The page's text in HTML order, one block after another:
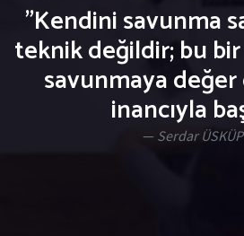
"Kendini savunma
teknik değildir; bu
savunmaya
inancıyla
Serdar